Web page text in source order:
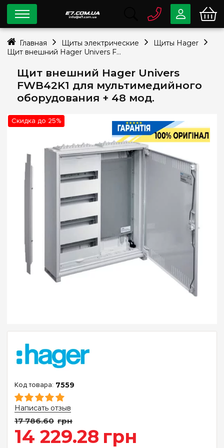
Щит внешний Hager Univers
FWB42K1 для мультимедийного
оборудования + 48 мод.
Скидка до 25%
7559
Написать отзыв
17 786.60 грн
14 229.28 грн
0 800 33-63-07
Бесплатно
info@e7.com.ua
044334-79-78
Viber Telegram
Главная Щиты электрические
Щиты Hager
Щит внешний Hager Univers FWB42K1 для мультимедийного оборудования + 48 мод.